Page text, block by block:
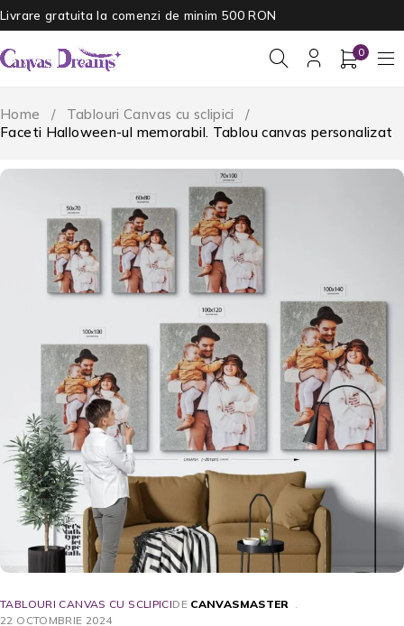
Livrare gratuita la comenzi de minim 500 RON
0
Home / Tablouri Canvas cu sclipici
/
Faceti Halloween-ul memorabil. Tablou canvas personalizat
TABLOURI CANVAS CU SCLIPICIDE CANVASMASTER
22 OCTOMBRIE 2024